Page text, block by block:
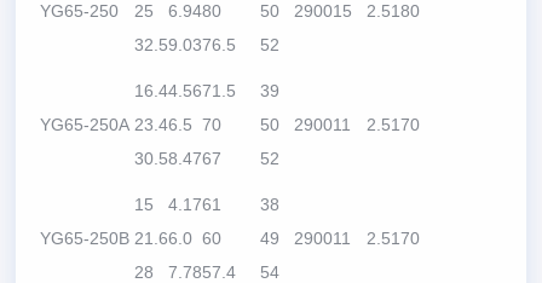
YG65-250
25
32.5
6.94
9.03
80
76.5
50
52
290015 2.5180
YG65-250A
16.4
23.4
30.5
4.56
6.5
8.47
71.5
70
67
39
50
52
290011 2.5170
YG65-250B
15
21.6
28
4.17
6.0
7.78
61
60
57.4
38
49
54
290011 2.5170